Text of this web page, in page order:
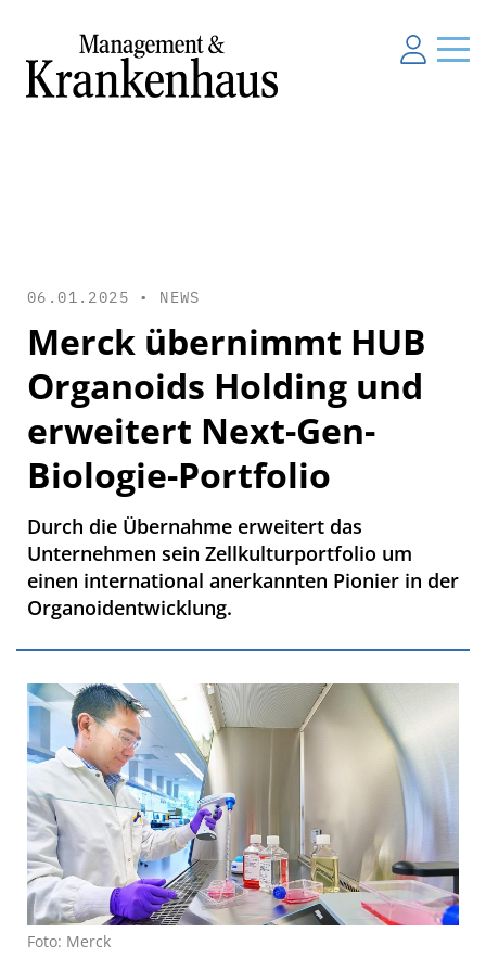
06.01.2025 • NEWS
Merck übernimmt HUB
Organoids Holding und
erweitert Next-Gen-
Biologie-Portfolio
Durch die Übernahme erweitert das
Unternehmen sein Zellkulturportfolio um
einen international anerkannten Pionier in der
Organoidentwicklung.
Foto: Merck